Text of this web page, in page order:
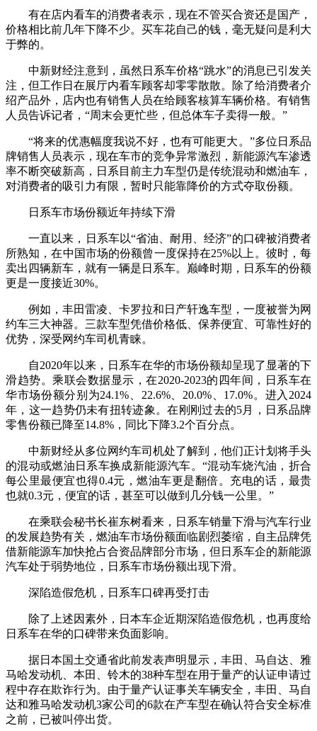
有在店内看车的消费者表示，现在不管买合资还是国产，
价格相比前几年下降不少。买车花自己的钱，毫无疑问是利大
于弊的。
中新财经注意到，虽然日系车价格“跳水”的消息已引发关
注，但工作日在展厅内看车顾客却零零散散。除了给消费者介
绍产品外，店内也有销售人员在给顾客核算车辆价格。有销售
人员告诉记者，“周末会更忙些，但总体车子卖得一般。”
“将来的优惠幅度我说不好，也有可能更大。”多位日系品
牌销售人员表示，现在车市的竞争异常激烈，新能源汽车渗透
率不断突破新高，日系目前主力车型仍是传统混动和燃油车，
对消费者的吸引力有限，暂时只能靠降价的方式夺取份额。
日系车市场份额近年持续下滑
一直以来，日系车以“省油、耐用、经济”的口碑被消费者
所熟知，在中国市场的份额曾一度保持在25%以上。彼时，每
卖出四辆新车，就有一辆是日系车。巅峰时期，日系车的份额
更是一度接近30%。
例如，丰田雷凌、卡罗拉和日产轩逸车型，一度被誉为网
约车三大神器。三款车型凭借价格低、保养便宜、可靠性好的
优势，深受网约车司机青睐。
自2020年以来，日系车在华的市场份额却呈现了显著的下
滑趋势。乘联会数据显示，在2020-2023的四年间，日系车在
华市场份额分别为24.1%、22.6%、20.0%、17.0%。进入2024
年，这一趋势仍未有扭转迹象。在刚刚过去的5月，日系品牌
零售份额已降至14.8%，同比下降3.2个百分点。
中新财经从多位网约车司机处了解到，他们正计划将手头
的混动或燃油日系车换成新能源汽车。“混动车烧汽油，折合
每公里最便宜也得0.4元，燃油车更是翻倍。充电的话，最贵
也就0.3元，便宜的话，甚至可以做到几分钱一公里。”
在乘联会秘书长崔东树看来，日系车销量下滑与汽车行业
的发展趋势有关，燃油车市场份额面临剧烈萎缩，自主品牌凭
借新能源车加快抢占合资品牌部分市场，但日系车企的新能源
汽车处于弱势地位，日系车市场份额出现下滑。
深陷造假危机，日系车口碑再受打击
除了上述因素外，日本车企近期深陷造假危机，也再度给
日系车在华的口碑带来负面影响。
据日本国土交通省此前发表声明显示，丰田、马自达、雅
马哈发动机、本田、铃木的38种车型在用于量产的认证申请过
程中存在欺诈行为。由于量产认证事关车辆安全，丰田、马自
达和雅马哈发动机3家公司的6款在产车型在确认符合安全标准
之前，已被叫停出货。